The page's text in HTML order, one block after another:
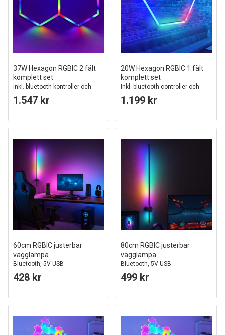
37W Hexagon RGBIC 2 fält
komplett set
Inkl. bluetooth-kontroller och
strömförsörjning
1.547 kr
20W Hexagon RGBIC 1 fält
komplett set
Inkl. bluetooth-controller och
strömförsörjning
1.199 kr
60cm RGBIC justerbar
vägglampa
Bluetooth, 5V USB
428 kr
80cm RGBIC justerbar
vägglampa
Bluetooth, 5V USB
499 kr